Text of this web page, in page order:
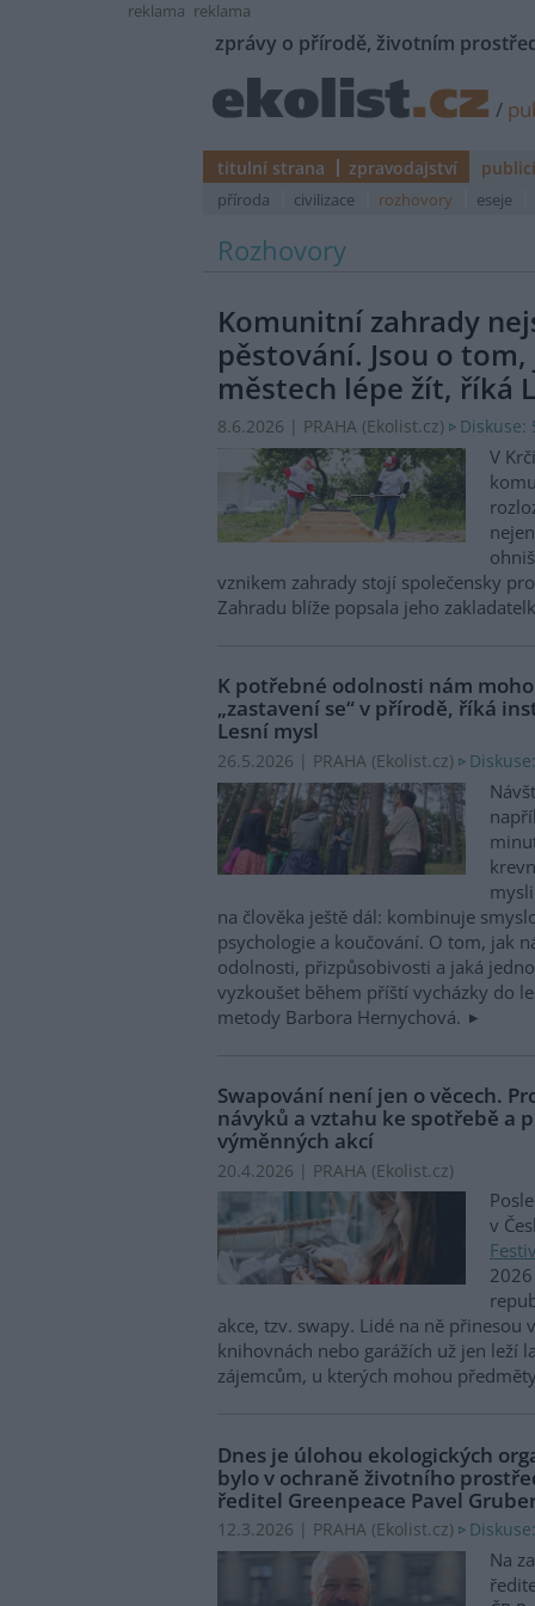
reklama reklama
zprávy o přírodě, životním
/
titulní strana zpravodajství
příroda civilizace rozhovory eseje
Rozhovory
Komunitní zahrady
pěstování. Jsou o tom,
městech lépe žít, říká
8.6.2026 | PRAHA (Ekolist.cz) Diskuse:
V
vznikem zahrady stojí společensky
Zahradu blíže popsala jeho
K potřebné odolnosti nám
„zastavení se“ v přírodě, říká
Lesní mysl
26.5.2026 | PRAHA (Ekolist.cz)
na člověka ještě dál: kombinuje
psychologie a koučování. O tom, jak
odolnosti, přizpůsobivosti a jaká
vyzkoušet během příští vycházky do
metody Barbora Hernychová.
Swapování není jen o věcech.
návyků a vztahu ke spotřebě a
výměnných akcí
20.4.2026 | PRAHA (Ekolist.cz)
v
akce, tzv. swapy. Lidé na ně přinesou
knihovnách nebo garážích už jen leží
zájemcům, u kterých mohou
Dnes je úlohou ekologických
bylo v ochraně životního
ředitel Greenpeace Pavel
12.3.2026 | PRAHA (Ekolist.cz)
Na